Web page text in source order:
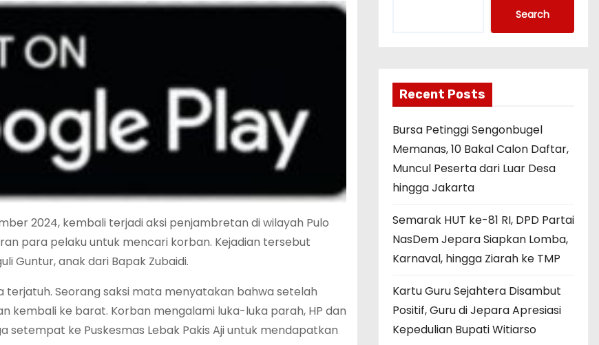
2024, kembali terjadi aksi penjambretan di wilayah Pulo
para pelaku untuk mencari korban. Kejadian tersebut
Guntur, anak dari Bapak Zubaidi.
Seorang saksi mata menyatakan bahwa setelah
kembali ke barat. Korban mengalami luka-luka parah, HP dan
ke Puskesmas Lebak Pakis Aji untuk mendapatkan
Search
Recent Posts
Bursa Petinggi Sengonbugel
Memanas, 10 Bakal Calon Daftar,
Muncul Peserta dari Luar Desa
hingga Jakarta
Semarak HUT ke-81 RI, DPD Partai
NasDem Jepara Siapkan Lomba,
Karnaval, hingga Ziarah ke TMP
Kartu Guru Sejahtera Disambut
Positif, Guru di Jepara Apresiasi
Kepedulian Bupati Witiarso